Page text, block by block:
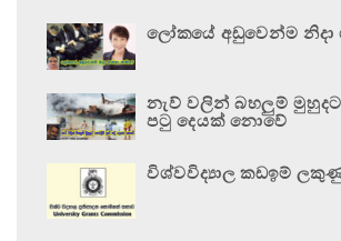
ලෝකයේ අඩුවෙන්ම නිදා
නැව් වලින් බහලුම්
පටු දෙයක් නොවේ
විශ්වවිද්‍යාල කඩඉම්